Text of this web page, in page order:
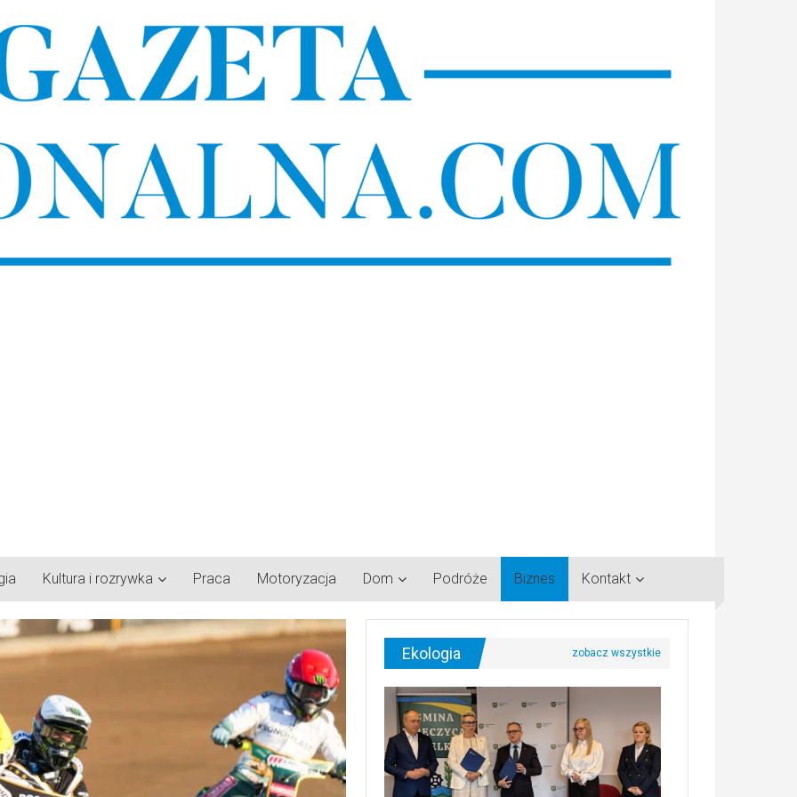
Kultura i rozrywka Praca Motoryzacja Dom Podróże Biznes Kontakt
Ekologia